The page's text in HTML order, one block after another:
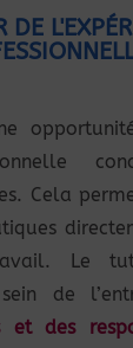
DE
Cela
Le
de
et des